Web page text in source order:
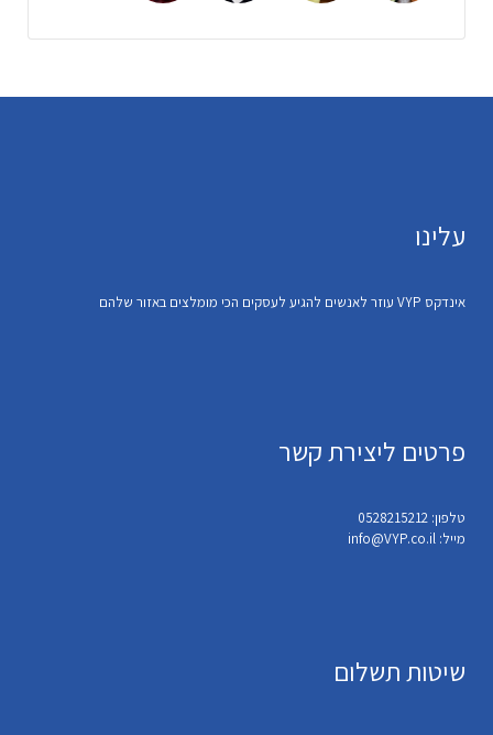
עלינו
אינדקס VYP עוזר לאנשים להגיע לעסקים הכי מומלצים באזור שלהם
פרטים ליצירת קשר
טלפון: 0528215212
מייל: info@VYP.co.il
שיטות תשלום